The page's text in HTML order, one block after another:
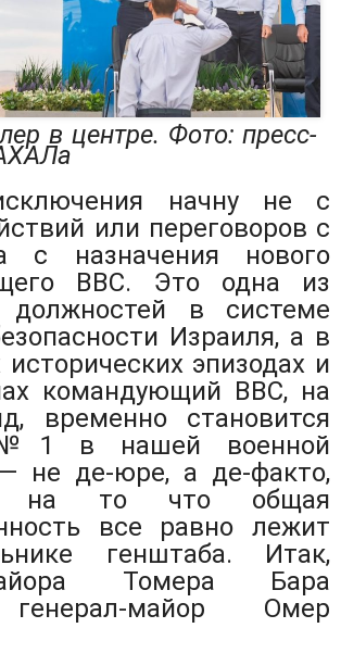
в центре. Фото: пресс-
начну не c
или переговоров с
с назначения нового
ВВС. Это одна из
должностей в системе
Израиля, а в
эпизодах и
командующий ВВС, на
временно становится
№1 в нашей военной
не де-юре, а де-факто,
на то что общая
все равно лежит
генштаба. Итак,
майора Томера Бара
майор Омер